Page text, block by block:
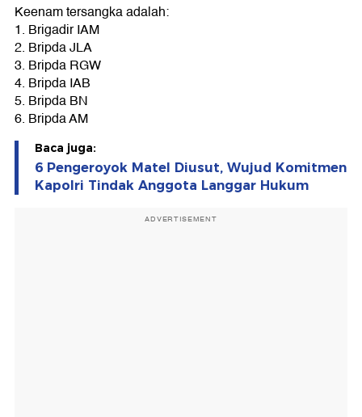
Keenam tersangka adalah:
1. Brigadir IAM
2. Bripda JLA
3. Bripda RGW
4. Bripda IAB
5. Bripda BN
6. Bripda AM
Baca juga:
6 Pengeroyok Matel Diusut, Wujud Komitmen
Kapolri Tindak Anggota Langgar Hukum
ADVERTISEMENT